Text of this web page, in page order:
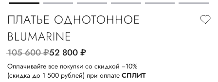
ПЛАТЬЕ ОДНОТОННОЕ
BLUMARINE
105 600руб.52 800руб.
Оплачивайте все покупки со скидкой −10%
(скидка до 1 500 рублей) при оплате СПЛИТ